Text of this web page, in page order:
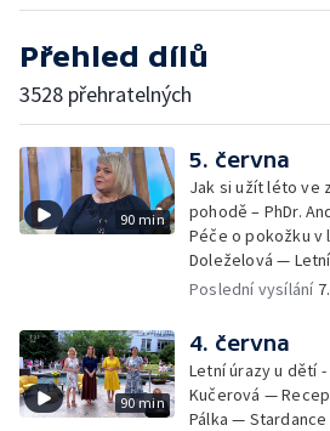
Přehled dílů
3528 přehratelných
90 min
5. června
Jak si užít léto ve
pohodě – PhDr.
Péče o pokožku v
Doleželová —
kousků – Luděk
slavnosti – Jiří
letní párty s
Festival v ulicích –
noc
Poslední vysílání
90 min
4. června
Letní úrazy u dětí -
Kučerová —
Pálka — Stardance